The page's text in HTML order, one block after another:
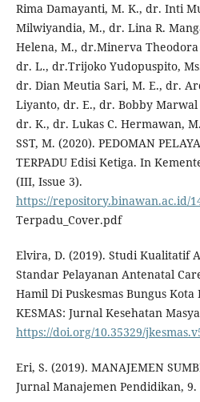
Rima Damayanti, M. K., dr. Inti
Milwiyandia, M., dr. Lina R.
Helena, M., dr.Minerva
dr. L., dr.Trijoko Yudopuspito,
dr. Dian Meutia Sari, M. E., dr.
Liyanto, dr. E., dr. Bobby
dr. K., dr. Lukas C. Hermawan,
SST, M. (2020). PEDOMAN
TERPADU Edisi Ketiga. In
(III, Issue 3).
https://repository.binawan.ac.id/
Terpadu_Cover.pdf
Elvira, D. (2019). Studi Kualitatif
Standar Pelayanan Antenatal
Hamil Di Puskesmas Bungus Kota
KESMAS: Jurnal Kesehatan
https://doi.org/10.35329/
Eri, S. (2019). MANAJEMEN
Jurnal Manajemen Pendidikan, 9.